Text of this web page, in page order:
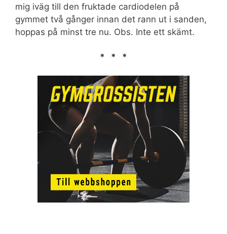
mig iväg till den fruktade cardiodelen på
gymmet två gånger innan det rann ut i sanden,
hoppas på minst tre nu. Obs. Inte ett skämt.
* * *